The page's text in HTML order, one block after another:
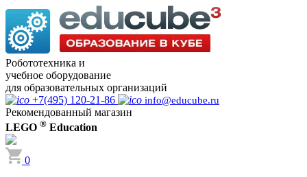
Робототехника и
учебное оборудование
для образовательных организаций
+7(495) 120-21-86
info@educube.ru
Рекомендованный магазин
LEGO ® Education
0